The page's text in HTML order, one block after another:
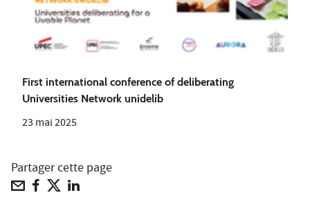
First international conference of deliberating
Universities Network unidelib
23 mai 2025
Partager cette page